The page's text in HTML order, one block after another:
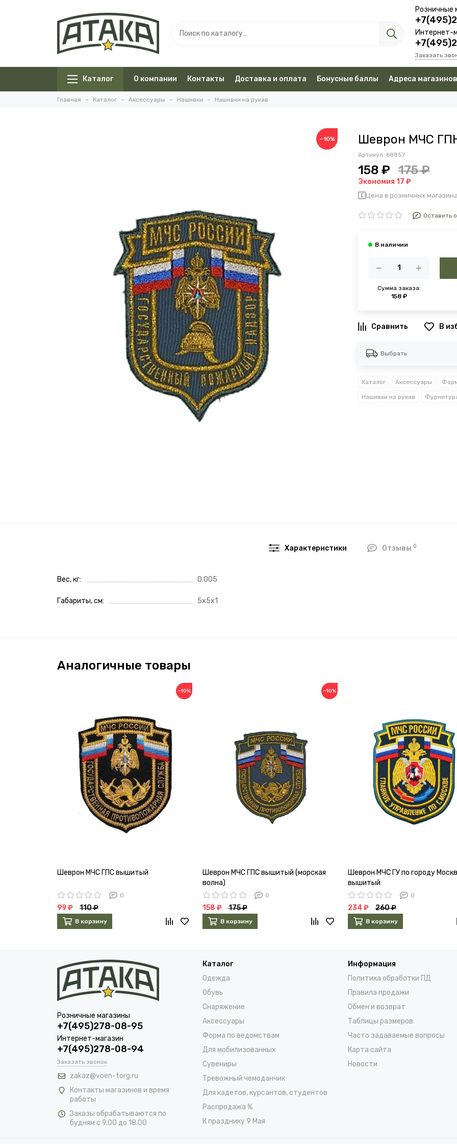
Розничные
Интернет-
Заказать
Каталог О компании Контакты Доставка и оплата Бонусные баллы Адреса магазинов
Главная Каталог Аксессуары Нашивки Нашивки на рукав
−10% Шеврон МЧС
Артикул: 68857
158 ₽ 175 ₽
Экономия 17 ₽
Цена в розничных
Оставить
Сумма заказа:
158 ₽
В
Выбрать
Каталог Аксессуары
Нашивки на рукав
Характеристики Отзывы 0
Вес, кг 0.005
Габариты, см 5x5x1
Аналогичные товары
−10%
Шеврон МЧС ГПС вышитый
0
99 ₽ 110 ₽
В корзину
−10%
Шеврон МЧС ГПС вышитый (морская
волна)
0
158 ₽ 175 ₽
В корзину
Шеврон МЧС ГУ по городу
вышитый
0
234 ₽ 260 ₽
В корзину
Розничные магазины
+7(495)278-08-95
Интернет-магазин
+7(495)278-08-94
Заказать звонок
zakaz@voen-torg.ru
Контакты магазинов и время
работы
Заказы обрабатываются по
будням с 9.00 до 18.00
Каталог
Одежда
Обувь
Снаряжение
Аксессуары
Форма по ведомствам
Для мобилизованных
Сувениры
Тревожный чемоданчик
Для кадетов, курсантов, студентов
Распродажа %
К празднику 9 Мая
Информация
Политика обработки ПД
Правила продажи
Обмен и возврат
Таблицы размеров
Часто задаваемые вопросы
Карта сайта
Новости